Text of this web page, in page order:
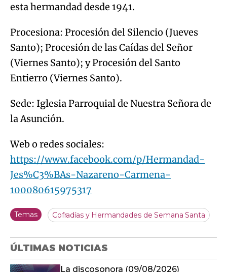
esta hermandad desde 1941.
Procesiona: Procesión del Silencio (Jueves
Santo); Procesión de las Caídas del Señor
(Viernes Santo); y Procesión del Santo
Entierro (Viernes Santo).
Sede: Iglesia Parroquial de Nuestra Señora de
la Asunción.
Web o redes sociales:
https://www.facebook.com/p/Hermandad-
Jes%C3%BAs-Nazareno-Carmena-
100080615975317
Temas Cofradías y Hermandades de Semana Santa
ÚLTIMAS NOTICIAS
La discosonora (09/08/2026)